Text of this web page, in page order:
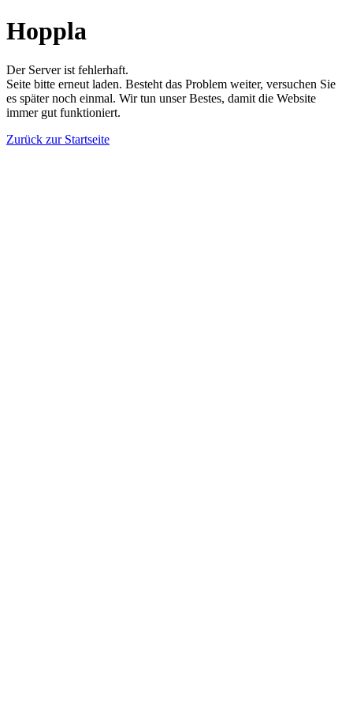
Hoppla
Der Server ist fehlerhaft.
Seite bitte erneut laden. Besteht das Problem weiter, versuchen Sie
es später noch einmal. Wir tun unser Bestes, damit die Website
immer gut funktioniert.
Zurück zur Startseite